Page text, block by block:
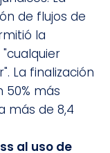
de flujos de
la
La finalización
50% más
más de 8,4
al uso de